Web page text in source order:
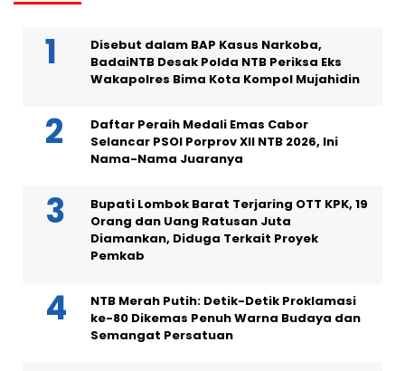
Disebut dalam BAP Kasus Narkoba,
BadaiNTB Desak Polda NTB Periksa Eks
Wakapolres Bima Kota Kompol Mujahidin
Daftar Peraih Medali Emas Cabor
Selancar PSOI Porprov XII NTB 2026, Ini
Nama-Nama Juaranya
Bupati Lombok Barat Terjaring OTT KPK, 19
Orang dan Uang Ratusan Juta
Diamankan, Diduga Terkait Proyek
Pemkab
NTB Merah Putih: Detik-Detik Proklamasi
ke-80 Dikemas Penuh Warna Budaya dan
Semangat Persatuan